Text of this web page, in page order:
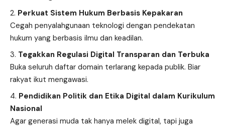
Perkuat Sistem Hukum Berbasis Kepakaran
Cegah penyalahgunaan teknologi dengan pendekatan
hukum yang berbasis ilmu dan keadilan.
Tegakkan Regulasi Digital Transparan dan Terbuka
Buka seluruh daftar domain terlarang kepada publik. Biar
rakyat ikut mengawasi.
Pendidikan Politik dan Etika Digital dalam Kurikulum
Nasional
Agar generasi muda tak hanya melek digital, tapi juga